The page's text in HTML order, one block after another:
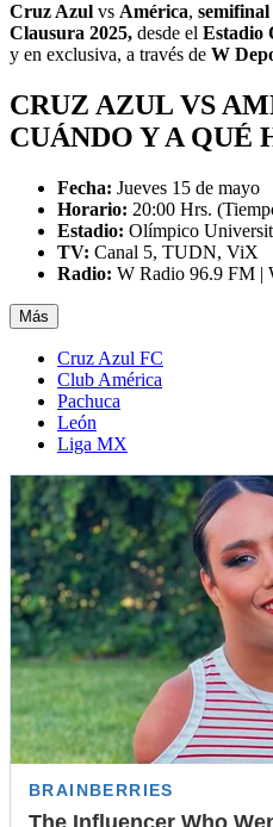
Cruz Azul vs América, semifinal
Clausura 2025, desde el Estadio
y en exclusiva, a través de W
CRUZ AZUL VS
CUÁNDO Y A QUÉ
Fecha: Jueves 15 de mayo
Horario: 20:00 Hrs.
Estadio: Olímpico
TV: Canal 5, TUDN, ViX
Radio: W Radio 96.9 FM |
Más
Cruz Azul FC
Club América
Pachuca
León
Liga MX